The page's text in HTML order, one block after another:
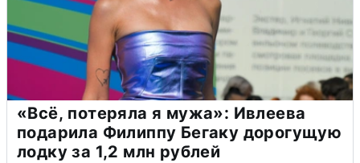
«Всё, потеряла я мужа»: Ивлеева
подарила Филиппу Бегаку дорогущую
лодку за 1,2 млн рублей